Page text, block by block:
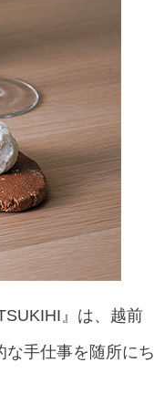
』は、越前
手仕事を随所にち